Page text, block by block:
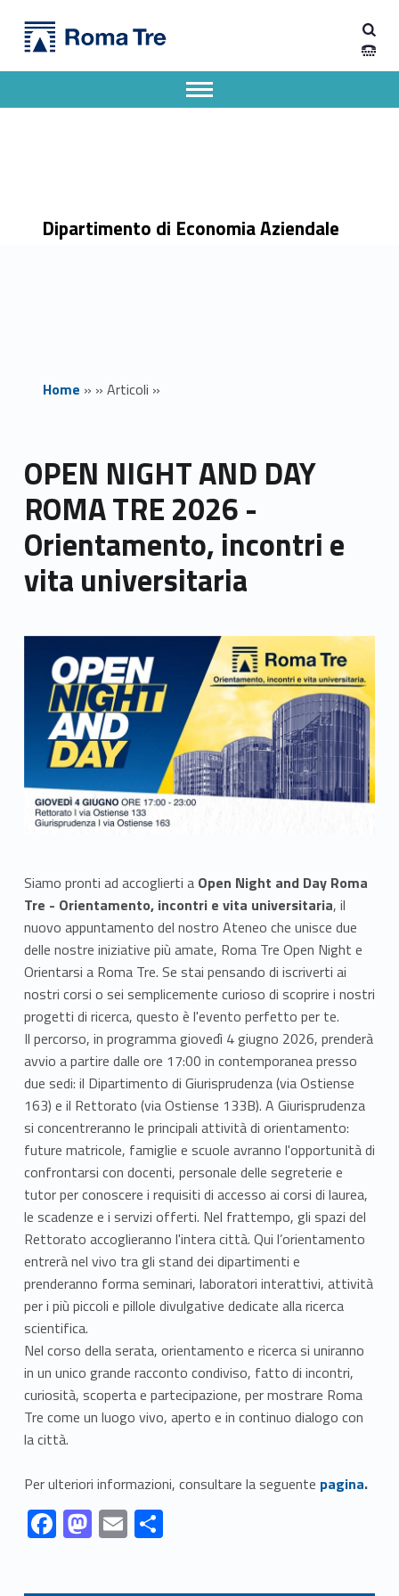
OPEN NIGHT AND DAY ROMA TRE 2026 - Orientamento, incontri e vita universitaria - Dipartimento di Economia Aziendale
Dipartimento di Economia Aziendale
Apri il menu secondario
Header info sidebar
Home » » Articoli »
OPEN NIGHT AND DAY
ROMA TRE 2026 -
Orientamento, incontri e
vita universitaria
Link identifier archive #link-archive-thumb-soap-70832
Siamo pronti ad accoglierti a Open Night and Day Roma
Tre - Orientamento, incontri e vita universitaria, il
nuovo appuntamento del nostro Ateneo che unisce due
delle nostre iniziative più amate, Roma Tre Open Night e
Orientarsi a Roma Tre. Se stai pensando di iscriverti ai
nostri corsi o sei semplicemente curioso di scoprire i nostri
progetti di ricerca, questo è l'evento perfetto per te.
Il percorso, in programma giovedì 4 giugno 2026, prenderà
avvio a partire dalle ore 17:00 in contemporanea presso
due sedi: il Dipartimento di Giurisprudenza (via Ostiense
163) e il Rettorato (via Ostiense 133B). A Giurisprudenza
si concentreranno le principali attività di orientamento:
future matricole, famiglie e scuole avranno l'opportunità di
confrontarsi con docenti, personale delle segreterie e
tutor per conoscere i requisiti di accesso ai corsi di laurea,
le scadenze e i servizi offerti. Nel frattempo, gli spazi del
Rettorato accoglieranno l'intera città. Qui l’orientamento
entrerà nel vivo tra gli stand dei dipartimenti e
prenderanno forma seminari, laboratori interattivi, attività
per i più piccoli e pillole divulgative dedicate alla ricerca
scientifica.
Nel corso della serata, orientamento e ricerca si uniranno
in un unico grande racconto condiviso, fatto di incontri,
curiosità, scoperta e partecipazione, per mostrare Roma
Tre come un luogo vivo, aperto e in continuo dialogo con
la città.
Per ulteriori informazioni, consultare la seguente pagina.
Link identifier #identifier__109527-1
F
ac
Link identifier #identifier__162306-2 M
as
Link identifier #identifier__145877-3 E
m
Link identifier #identifier__191165-4 C
o